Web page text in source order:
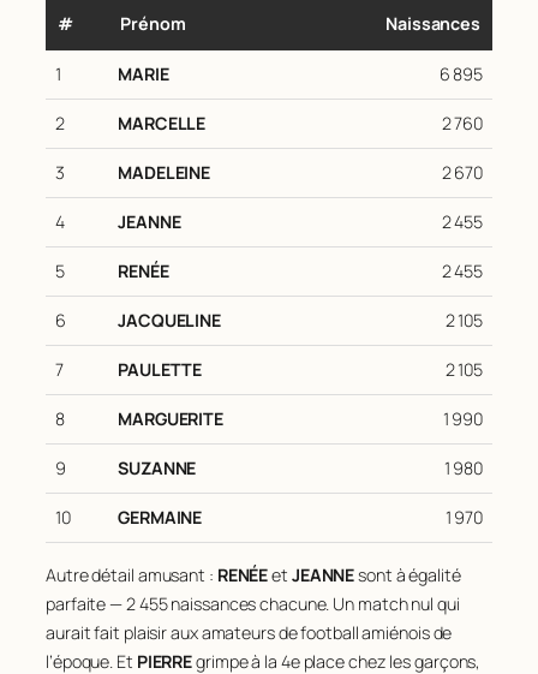
# Prénom Naissances
1 MARIE 6 895
2 MARCELLE 2 760
3 MADELEINE 2 670
4 JEANNE 2 455
5 RENÉE 2 455
6 JACQUELINE 2 105
7 PAULETTE 2 105
8 MARGUERITE 1 990
9 SUZANNE 1 980
10 GERMAINE 1 970
Autre détail amusant : RENÉEet JEANNEsont à égalité
parfaite — 2 455 naissances chacune. Un match nul qui
aurait fait plaisir aux amateurs de football amiénois de
l’époque. Et PIERREgrimpe à la 4e place chez les garçons,